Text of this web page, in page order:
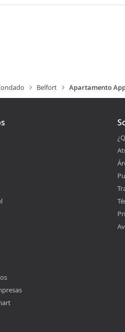
Belfort Apartamento